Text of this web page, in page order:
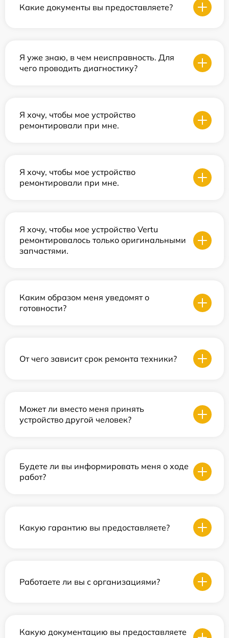
Какие документы вы предоставляете?
Я уже знаю, в чем неисправность. Для
чего проводить диагностику?
Я хочу, чтобы мое устройство
ремонтировали при мне.
Я хочу, чтобы мое устройство
ремонтировали при мне.
Я хочу, чтобы мое устройство Vertu
ремонтировалось только оригинальными
запчастями.
Каким образом меня уведомят о
готовности?
От чего зависит срок ремонта техники?
Может ли вместо меня принять
устройство другой человек?
Будете ли вы информировать меня о ходе
работ?
Какую гарантию вы предоставляете?
Работаете ли вы с организациями?
Какую документацию вы предоставляете